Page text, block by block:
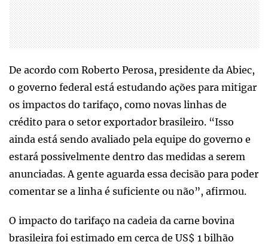
De acordo com Roberto Perosa, presidente da Abiec,
o governo federal está estudando ações para mitigar
os impactos do tarifaço, como novas linhas de
crédito para o setor exportador brasileiro. “Isso
ainda está sendo avaliado pela equipe do governo e
estará possivelmente dentro das medidas a serem
anunciadas. A gente aguarda essa decisão para poder
comentar se a linha é suficiente ou não”, afirmou.
O impacto do tarifaço na cadeia da carne bovina
brasileira foi estimado em cerca de US$ 1 bilhão